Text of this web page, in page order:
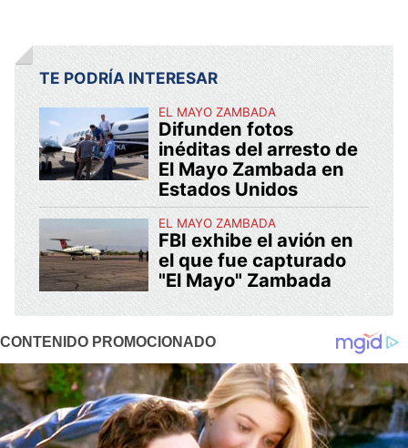
TE PODRÍA INTERESAR
EL MAYO ZAMBADA
Difunden fotos
inéditas del arresto de
El Mayo Zambada en
Estados Unidos
EL MAYO ZAMBADA
FBI exhibe el avión en
el que fue capturado
"El Mayo" Zambada